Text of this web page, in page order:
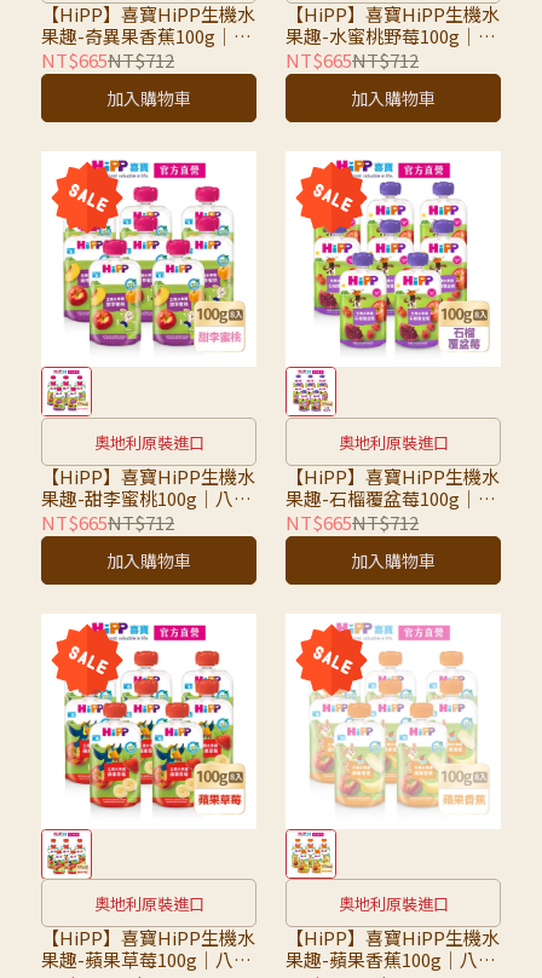
【HiPP】喜寶HiPP生機水
果趣-奇異果香蕉100g｜八
入組｜超取限7組，超過請
選宅配
NT$665NT$712
加入購物車
【HiPP】喜寶HiPP生機水
果趣-水蜜桃野莓100g｜八
入組｜超取限7組，超過請
選宅配
NT$665NT$712
加入購物車
奧地利原裝進口
【HiPP】喜寶HiPP生機水
果趣-甜李蜜桃100g｜八入
組｜超取限7組，超過請選
宅配
NT$665NT$712
加入購物車
奧地利原裝進口
【HiPP】喜寶HiPP生機水
果趣-石榴覆盆莓100g｜8
入組｜超取限7組，超過請
選宅配
NT$665NT$712
加入購物車
奧地利原裝進口
【HiPP】喜寶HiPP生機水
果趣-蘋果草莓100g｜八入
奧地利原裝進口
【HiPP】喜寶HiPP生機水
果趣-蘋果香蕉100g｜八入